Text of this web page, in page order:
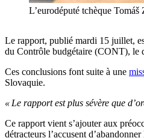
L’eurodéputé tchèque
Le rapport, publié mardi 15 juillet,
du Contrôle budgétaire (CONT), le
Ces conclusions font suite à une
Slovaquie.
« Le rapport est plus sévère que
Ce rapport vient s’ajouter aux
détracteurs l’accusent